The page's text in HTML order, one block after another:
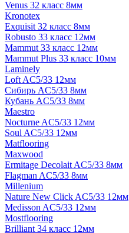
Venus 32 класс 8мм
Kronotex
Exquisit 32 класс 8мм
Robusto 33 класс 12мм
Mammut 33 класс 12мм
Mammut Plus 33 класс 10мм
Laminely
Loft AC5/33 12мм
Сибирь AC5/33 8мм
Кубань AC5/33 8мм
Maestro
Nocturne AC5/33 12мм
Soul AC5/33 12мм
Matflooring
Maxwood
Ermitage Decolait AC5/33 8мм
Flagman AC5/33 8мм
Millenium
Nature New Click AC5/33 12мм
Medisson AC5/33 12мм
Mostflooring
Brilliant 34 класс 12мм